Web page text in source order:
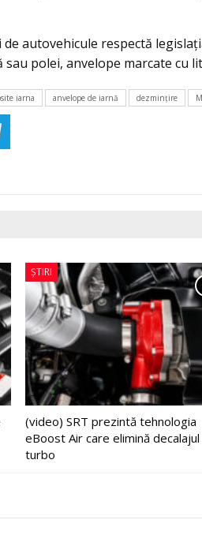
autovehicule respectă
polei, anvelope marcate cu
iarna anvelope de iarnă dezminţire
ȘTIRI
(video) SRT prezintă tehnologia
eBoost Air care elimină decalajul
turbo